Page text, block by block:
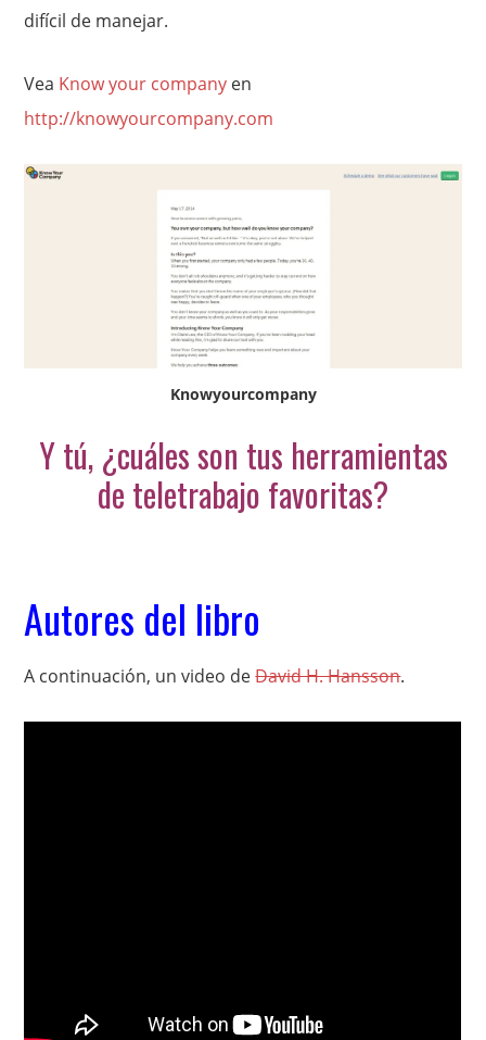
difícil de manejar.
Vea Know your company en
http://knowyourcompany.com
Knowyourcompany
Y tú, ¿cuáles son tus herramientas
de teletrabajo favoritas?
Autores del libro
A continuación, un video deDavid H. Hansson.